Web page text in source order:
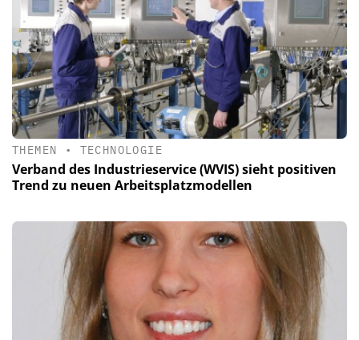
THEMEN • TECHNOLOGIE
Verband des Industrieservice (WVIS) sieht positiven
Trend zu neuen Arbeitsplatzmodellen